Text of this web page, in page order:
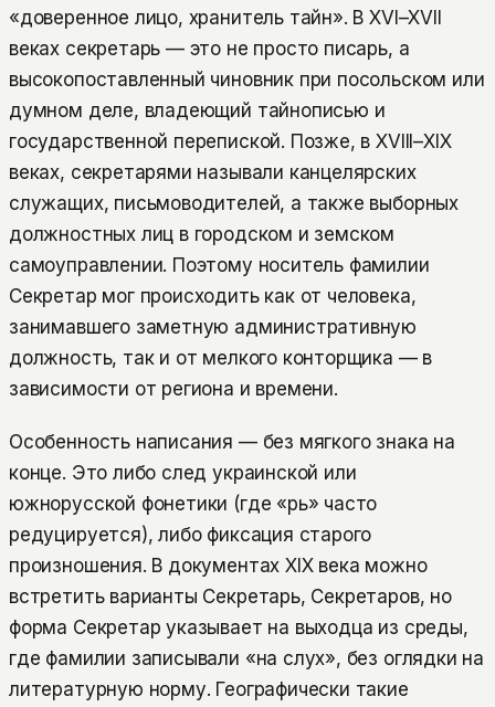
«доверенное лицо, хранитель тайн». В XVI–XVII
веках секретарь — это не просто писарь, а
высокопоставленный чиновник при посольском или
думном деле, владеющий тайнописью и
государственной перепиской. Позже, в XVIII–XIX
веках, секретарями называли канцелярских
служащих, письмоводителей, а также выборных
должностных лиц в городском и земском
самоуправлении. Поэтому носитель фамилии
Секретар мог происходить как от человека,
занимавшего заметную административную
должность, так и от мелкого конторщика — в
зависимости от региона и времени.
Особенность написания — без мягкого знака на
конце. Это либо след украинской или
южнорусской фонетики (где «рь» часто
редуцируется), либо фиксация старого
произношения. В документах XIX века можно
встретить варианты Секретарь, Секретаров, но
форма Секретар указывает на выходца из среды,
где фамилии записывали «на слух», без оглядки на
литературную норму. Географически такие